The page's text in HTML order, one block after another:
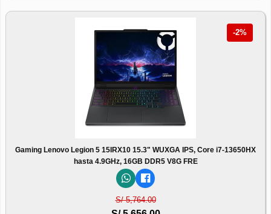
-2%
Gaming Lenovo Legion 5 15IRX10 15.3" WUXGA IPS, Core i7-13650HX
hasta 4.9GHz, 16GB DDR5 V8G FRE
S/ 5,764.00